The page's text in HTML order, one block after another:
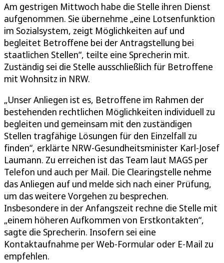
Am gestrigen Mittwoch habe die Stelle ihren Dienst
aufgenommen. Sie übernehme „eine Lotsenfunktion
im Sozialsystem, zeigt Möglichkeiten auf und
begleitet Betroffene bei der Antragstellung bei
staatlichen Stellen“, teilte eine Sprecherin mit.
Zuständig sei die Stelle ausschließlich für Betroffene
mit Wohnsitz in NRW.
„Unser Anliegen ist es, Betroffene im Rahmen der
bestehenden rechtlichen Möglichkeiten individuell zu
begleiten und gemeinsam mit den zuständigen
Stellen tragfähige Lösungen für den Einzelfall zu
finden“, erklärte NRW-Gesundheitsminister Karl-Josef
Laumann. Zu erreichen ist das Team laut MAGS per
Telefon und auch per Mail. Die Clearingstelle nehme
das Anliegen auf und melde sich nach einer Prüfung,
um das weitere Vorgehen zu besprechen.
Insbesondere in der Anfangszeit rechne die Stelle mit
„einem höheren Aufkommen von Erstkontakten“,
sagte die Sprecherin. Insofern sei eine
Kontaktaufnahme per Web-Formular oder E-Mail zu
empfehlen.